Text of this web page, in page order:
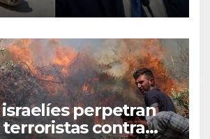
perpetran
contra